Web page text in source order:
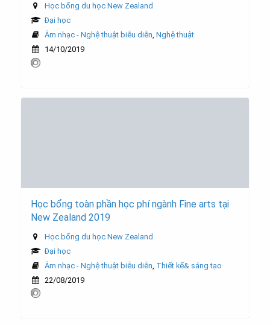
Học bổng du học New Zealand
Đại học
Âm nhạc - Nghệ thuật biễu diễn Nghệ thuật
14/10/2019
Học bổng toàn phần học phí ngành Fine arts tại
New Zealand 2019
Học bổng du học New Zealand
Đại học
Âm nhạc - Nghệ thuật biễu diễn Thiết kế& sáng tạo
22/08/2019